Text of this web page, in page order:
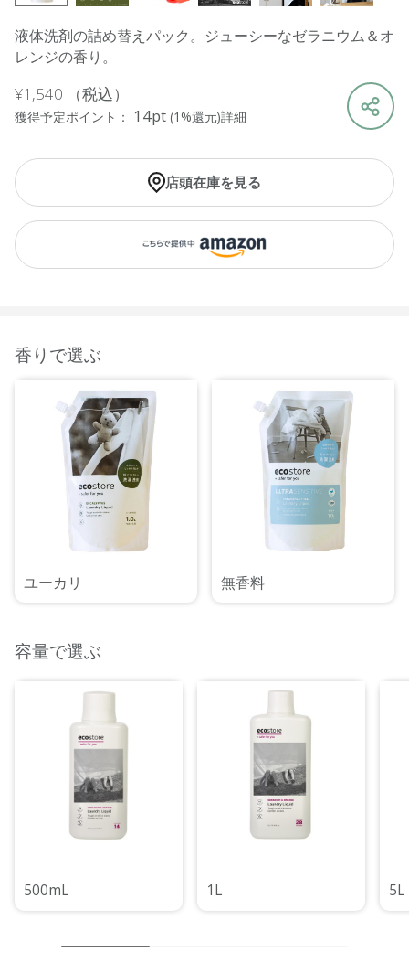
液体洗剤の詰め替えパック。ジューシーなゼラニウム＆オ
レンジの香り。
¥1,540 （税込）
獲得予定ポイント： 14pt (1%還元)詳細
店頭在庫を見る
香りで選ぶ
ユーカリ 無香料
容量で選ぶ
500mL 1L 5L